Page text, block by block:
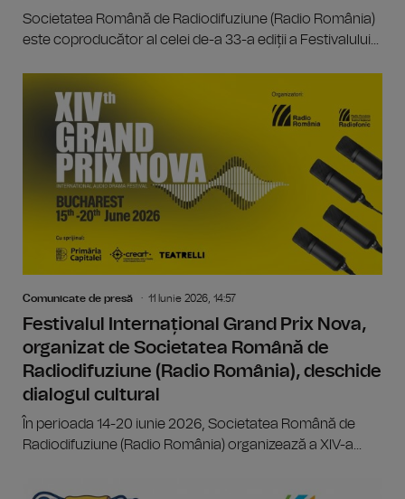
Societatea Română de Radiodifuziune (Radio România)
este coproducător al celei de-a 33-a ediții a Festivalului...
Comunicate de presă 11 Iunie 2026, 14:57
Festivalul Internațional Grand Prix Nova,
organizat de Societatea Română de
Radiodifuziune (Radio România), deschide
dialogul cultural
În perioada 14-20 iunie 2026, Societatea Română de
Radiodifuziune (Radio România) organizează a XIV-a...